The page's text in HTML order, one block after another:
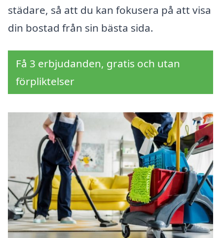
städare, så att du kan fokusera på att visa
din bostad från sin bästa sida.
Få 3 erbjudanden, gratis och utan
förpliktelser